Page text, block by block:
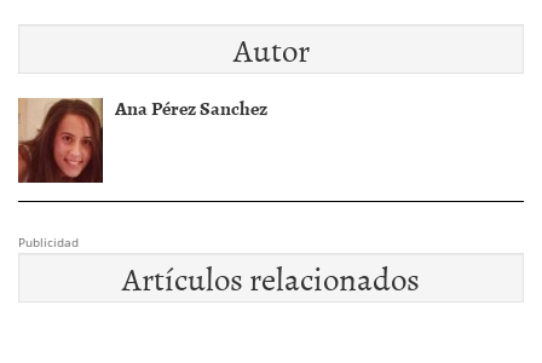
Autor
Ana Pérez Sanchez
Publicidad
Artículos relacionados